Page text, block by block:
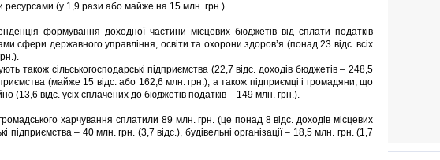
ресурсами (у 1,9 рази або майже на 15 млн. грн.).
формування доходної частини місцевих бюджетів від сплати податків
сфери державного управління, освіти та охорони здоров’я (понад 23 відс. всіх
також сільськогосподарські підприємства (22,7 відс. доходів бюджетів – 248,5
(майже 15 відс. або 162,6 млн. грн.), а також підприємці і громадяни, що
(13,6 відс. усіх сплачених до бюджетів податків – 149 млн. грн.).
харчування сплатили 89 млн. грн. (це понад 8 відс. доходів місцевих
підприємства – 40 млн. грн. (3,7 відс.), будівельні організації – 18,5 млн. грн. (1,7